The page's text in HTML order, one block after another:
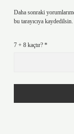
Daha sonraki
bu tarayıcıya kaydedilsin.
7 + 8 kaçtır? *